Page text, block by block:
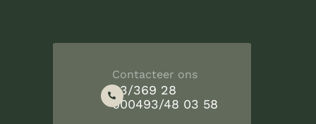
Contacteer ons
03/369 28
000493/48 03 58